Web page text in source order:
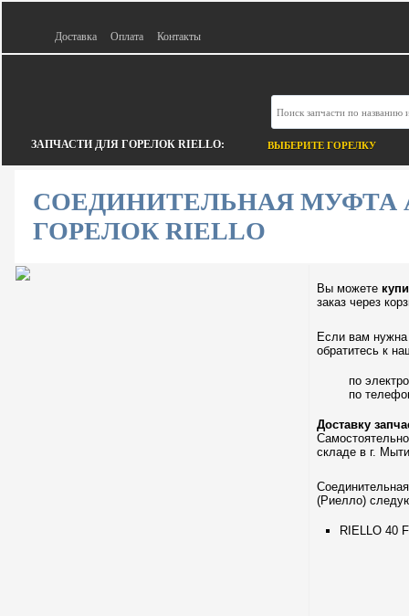
Доставка Оплата Контакты
ЗАПЧАСТИ ДЛЯ ГОРЕЛОК RIELLO: ВЫБЕРИТЕ ГОРЕЛКУ
СОЕДИНИТЕЛЬНАЯ МУФТА
ГОРЕЛОК RIELLO
Вы можете
заказ через
Если вам
обратитесь к
по
по
Доставку
складе в г.
(Риелло)
RIELLO 40